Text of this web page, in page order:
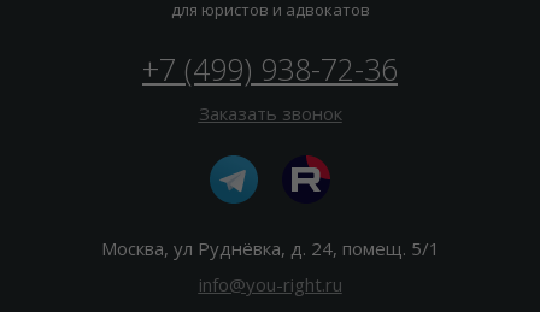
+7 (499) 938-72-36
Москва, ул Руднёвка, д. 24, помещ. 5/1
info@you-right.ru
для юристов и адвокатов
Заказать звонок